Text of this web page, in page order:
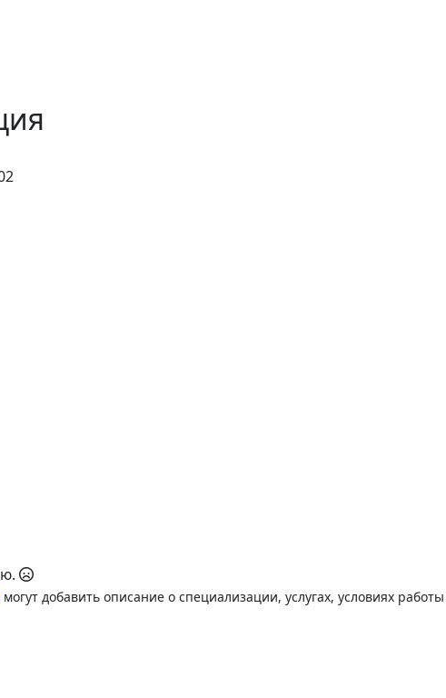
могут добавить описание о специализации, услугах, условиях